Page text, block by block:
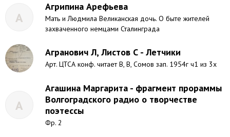
А
Агрипина Арефьева
Мать и Людмила Великанская дочь. О быте жителей
захваченного немцами Сталинграда
Агранович Л, Листов С - Летчики
Арт. ЦТСА конф. читает В, В, Сомов зап. 1954г ч1 из 3х
А
Агашина Маргарита - фрагмент прораммы
Волгоградского радио о творчестве
поэтессы
Фр. 2